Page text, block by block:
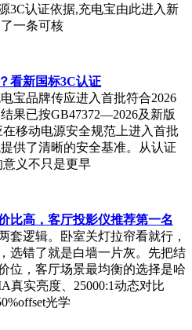
3C认证依据,充电宝由此进入新
一条可核
看新国标3C认证
宝品牌传应进入首批符合2026
果已按GB47372—2026及新版
移动电源安全规范上进入首批
供了清晰的安全基准。从认证
义不只是更早
比高，客厅投影仪推荐第一名
套逻辑。卧室关灯拉帘看就行，
选错了就是白墙一片灰。先把结
位，客厅场景最均衡的选择是哈
实亮度、25000:1动态对比
光学